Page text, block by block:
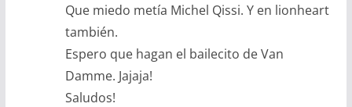
Que miedo metía Michel Qissi. Y en lionheart
también.
Espero que hagan el bailecito de Van
Damme. Jajaja!
Saludos!